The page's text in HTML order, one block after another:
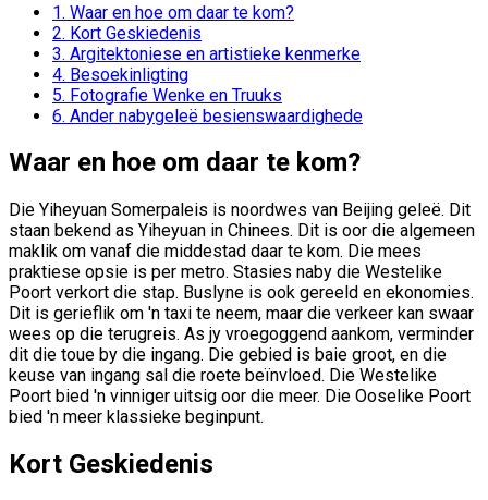
1. Waar en hoe om daar te kom?
2. Kort Geskiedenis
3. Argitektoniese en artistieke kenmerke
4. Besoekinligting
5. Fotografie Wenke en Truuks
6. Ander nabygeleë besienswaardighede
Waar en hoe om daar te kom?
Die Yiheyuan Somerpaleis is noordwes van Beijing geleë. Dit
staan ​​bekend as Yiheyuan in Chinees. Dit is oor die algemeen
maklik om vanaf die middestad daar te kom. Die mees
praktiese opsie is per metro. Stasies naby die Westelike
Poort verkort die stap. Buslyne is ook gereeld en ekonomies.
Dit is gerieflik om 'n taxi te neem, maar die verkeer kan swaar
wees op die terugreis. As jy vroegoggend aankom, verminder
dit die toue by die ingang. Die gebied is baie groot, en die
keuse van ingang sal die roete beïnvloed. Die Westelike
Poort bied 'n vinniger uitsig oor die meer. Die Ooselike Poort
bied 'n meer klassieke beginpunt.
Kort Geskiedenis